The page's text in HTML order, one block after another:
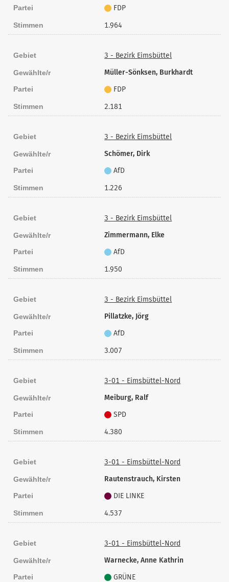
Partei FDP
Stimmen 1.964
Gebiet 3 - Bezirk Eimsbüttel
Gewählte/r Müller-Sönksen, Burkhardt
Partei FDP
Stimmen 2.181
Gebiet 3 - Bezirk Eimsbüttel
Gewählte/r Schömer, Dirk
Partei AfD
Stimmen 1.226
Gebiet 3 - Bezirk Eimsbüttel
Gewählte/r Zimmermann, Elke
Partei AfD
Stimmen 1.950
Gebiet 3 - Bezirk Eimsbüttel
Gewählte/r Pillatzke, Jörg
Partei AfD
Stimmen 3.007
Gebiet 3-01 - Eimsbüttel-Nord
Gewählte/r Meiburg, Ralf
Partei SPD
Stimmen 4.380
Gebiet 3-01 - Eimsbüttel-Nord
Gewählte/r Rautenstrauch, Kirsten
Partei DIE LINKE
Stimmen 4.537
Gebiet 3-01 - Eimsbüttel-Nord
Gewählte/r Warnecke, Anne Kathrin
Partei GRÜNE